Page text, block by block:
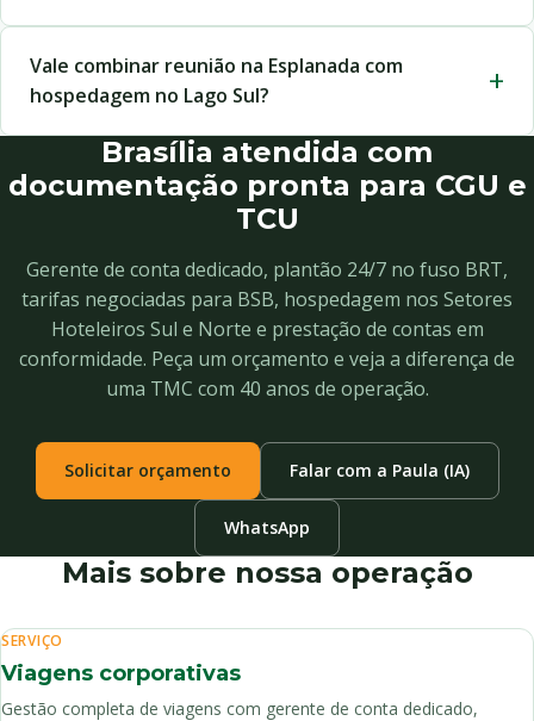
Vale combinar reunião na Esplanada com
hospedagem no Lago Sul?
Brasília atendida com
documentação pronta para CGU e
TCU
Gerente de conta dedicado, plantão 24/7 no fuso BRT,
tarifas negociadas para BSB, hospedagem nos Setores
Hoteleiros Sul e Norte e prestação de contas em
conformidade. Peça um orçamento e veja a diferença de
uma TMC com 40 anos de operação.
Solicitar orçamento Falar com a Paula (IA)
WhatsApp
Mais sobre nossa operação
SERVIÇO
Viagens corporativas
Gestão completa de viagens com gerente de conta dedicado,